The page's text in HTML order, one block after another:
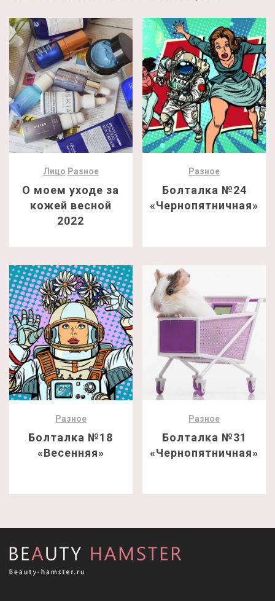
Лицо Разное
О моем уходе за
кожей весной
2022
Разное
Болталка №24
«Чернопятничная»
Разное
Болталка №18
«Весенняя»
Разное
Болталка №31
«Чернопятничная»